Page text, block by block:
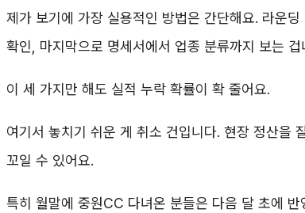
제가 보기에 가장 실용적인 방법은 간단해요. 라운
확인, 마지막으로 명세서에서 업종 분류까지 보는 겁
이 세 가지만 해도 실적 누락 확률이 확 줄어요.
여기서 놓치기 쉬운 게 취소 건입니다. 현장 정산을
꼬일 수 있어요.
특히 월말에 중원CC 다녀온 분들은 다음 달 초에 반